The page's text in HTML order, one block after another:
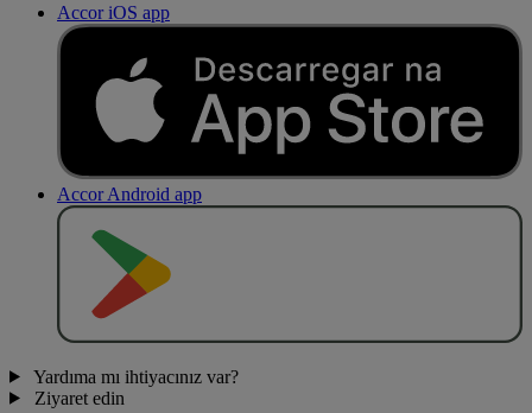
Accor iOS app
Accor Android app
Yardıma mı ihtiyacınız var?
Ziyaret edin